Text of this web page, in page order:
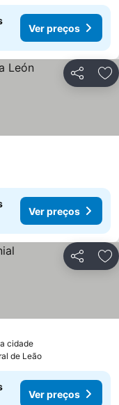
Ver preços
Partilhar
Ver preços
Partilhar
cidade
de Leão
Ver preços